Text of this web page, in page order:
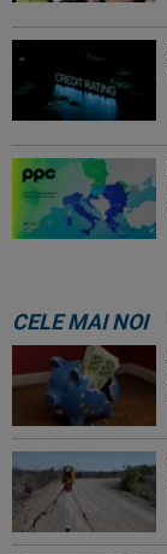
CELE MAI NOI